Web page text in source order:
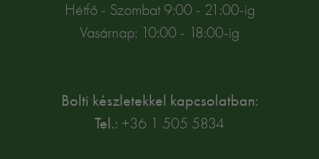
Hétfő - Szombat 9:00 - 21:00-ig
Vasárnap: 10:00 - 18:00-ig
Bolti készletekkel kapcsolatban:
Tel.: +36 1 505 5834